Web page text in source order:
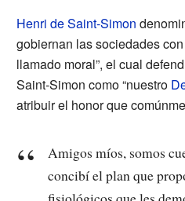
Henri de Saint-Simon
gobiernan las sociedades
llamado moral”, el cual
Saint-Simon como “nuestro
atribuir el honor que
Amigos míos, somos
concibí el plan que